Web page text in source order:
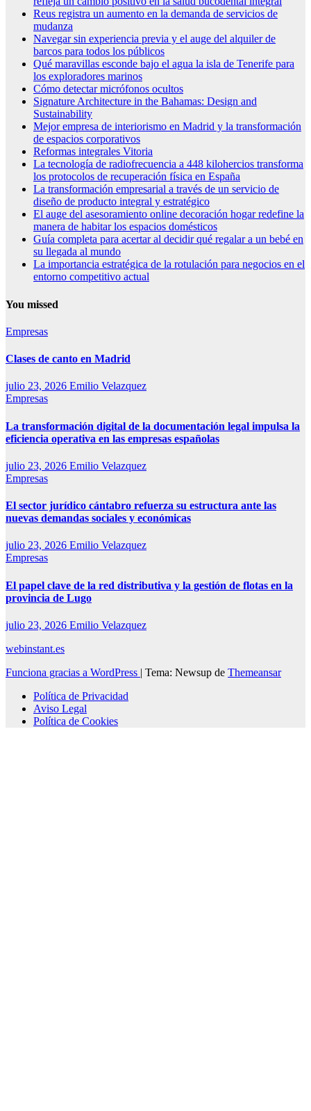
Reus registra un aumento en la demanda de servicios de
mudanza
Navegar sin experiencia previa y el auge del alquiler de
barcos para todos los públicos
Qué maravillas esconde bajo el agua la isla de Tenerife para
los exploradores marinos
Cómo detectar micrófonos ocultos
Signature Architecture in the Bahamas: Design and
Sustainability
Mejor empresa de interiorismo en Madrid y la transformación
de espacios corporativos
Reformas integrales Vitoria
La tecnología de radiofrecuencia a 448 kilohercios transforma
los protocolos de recuperación física en España
La transformación empresarial a través de un servicio de
diseño de producto integral y estratégico
El auge del asesoramiento online decoración hogar redefine la
manera de habitar los espacios domésticos
Guía completa para acertar al decidir qué regalar a un bebé en
su llegada al mundo
La importancia estratégica de la rotulación para negocios en el
entorno competitivo actual
You missed
Empresas
Clases de canto en Madrid
julio 23, 2026 Emilio Velazquez
Empresas
La transformación digital de la documentación legal impulsa la
eficiencia operativa en las empresas españolas
julio 23, 2026 Emilio Velazquez
Empresas
El sector jurídico cántabro refuerza su estructura ante las
nuevas demandas sociales y económicas
julio 23, 2026 Emilio Velazquez
Empresas
El papel clave de la red distributiva y la gestión de flotas en la
provincia de Lugo
julio 23, 2026 Emilio Velazquez
webinstant.es
Funciona gracias a WordPress | Tema: Newsup de Themeansar
Política de Privacidad
Aviso Legal
Política de Cookies